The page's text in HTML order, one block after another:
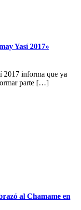
Yasí 2017»
2017 informa que ya
parte […]
al Chamame en